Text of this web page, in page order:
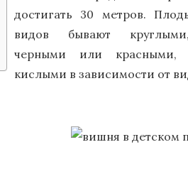
достигать 30 метров.
видов бывают
черными или красными,
кислыми в зависимости от